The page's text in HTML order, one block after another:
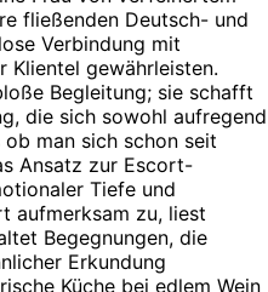
fließenden Deutsch- und
Verbindung mit
Klientel gewährleisten.
Begleitung; sie schafft
die sich sowohl aufregend
man sich schon seit
Ansatz zur Escort-
Tiefe und
aufmerksam zu, liest
Begegnungen, die
Erkundung
Küche bei edlem Wein